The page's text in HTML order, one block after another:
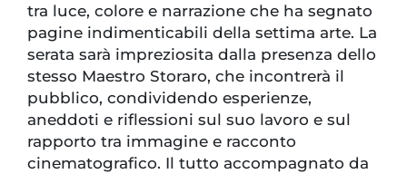
tra luce, colore e narrazione che ha segnato
pagine indimenticabili della settima arte. La
serata sarà impreziosita dalla presenza dello
stesso Maestro Storaro, che incontrerà il
pubblico, condividendo esperienze,
aneddoti e riflessioni sul suo lavoro e sul
rapporto tra immagine e racconto
cinematografico. Il tutto accompagnato da